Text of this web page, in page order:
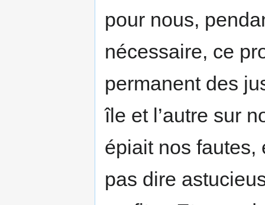
pour nous,
nécessaire, ce
permanent des
île et l’autre sur
épiait nos fautes,
pas dire